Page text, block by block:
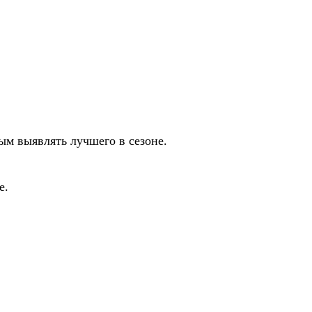
выявлять лучшего в сезоне.